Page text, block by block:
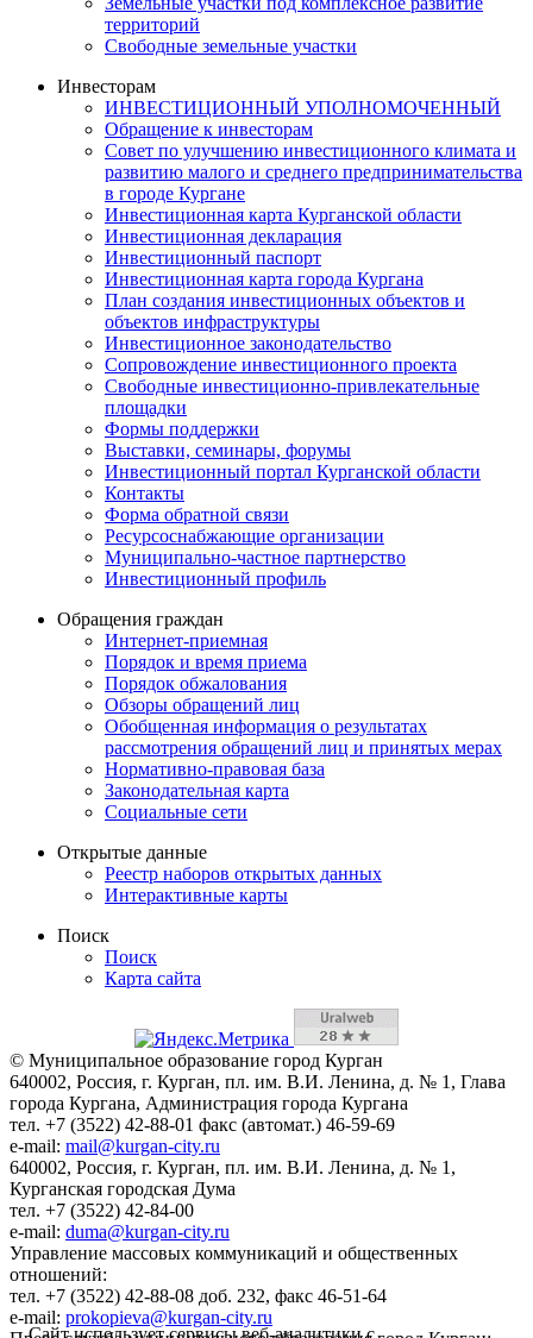
территорий
Свободные земельные участки
Инвесторам
ИНВЕСТИЦИОННЫЙ УПОЛНОМОЧЕННЫЙ
Обращение к инвесторам
Совет по улучшению инвестиционного климата и
развитию малого и среднего предпринимательства
в городе Кургане
Инвестиционная карта Курганской области
Инвестиционная декларация
Инвестиционный паспорт
Инвестиционная карта города Кургана
План создания инвестиционных объектов и
объектов инфраструктуры
Инвестиционное законодательство
Сопровождение инвестиционного проекта
Свободные инвестиционно-привлекательные
площадки
Формы поддержки
Выставки, семинары, форумы
Инвестиционный портал Курганской области
Контакты
Форма обратной связи
Ресурсоснабжающие организации
Муниципально-частное партнерство
Инвестиционный профиль
Обращения граждан
Интернет-приемная
Порядок и время приема
Порядок обжалования
Обзоры обращений лиц
Обобщенная информация о результатах
рассмотрения обращений лиц и принятых мерах
Нормативно-правовая база
Законодательная карта
Социальные сети
Открытые данные
Реестр наборов открытых данных
Интерактивные карты
Поиск
Поиск
Карта сайта
© Муниципальное образование город Курган
640002, Россия, г. Курган, пл. им. В.И. Ленина, д. № 1, Глава
города Кургана, Администрация города Кургана
тел. +7 (3522) 42-88-01 факс (автомат.) 46-59-69
e-mail: mail@kurgan-city.ru
640002, Россия, г. Курган, пл. им. В.И. Ленина, д. № 1,
Курганская городская Дума
тел. +7 (3522) 42-84-00
e-mail: duma@kurgan-city.ru
Управление массовых коммуникаций и общественных
отношений:
тел. +7 (3522) 42-88-08 доб. 232, факс 46-51-64
e-mail: prokopieva@kurgan-city.ru
Сайт использует сервисы веб-аналитики с